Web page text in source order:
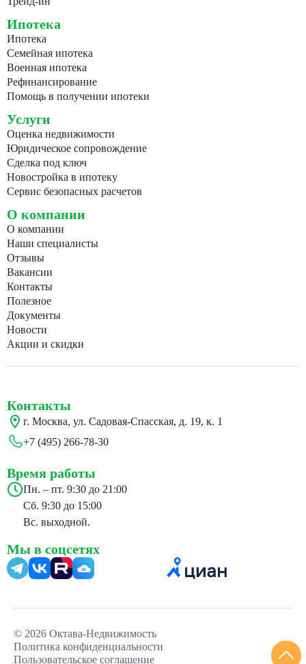
Ипотека
Ипотека
Семейная ипотека
Военная ипотека
Рефинансирование
Помощь в получении ипотеки
Услуги
Оценка недвижимости
Юридическое сопровождение
Сделка под ключ
Новостройка в ипотеку
Сервис безопасных расчетов
О компании
О компании
Наши специалисты
Отзывы
Вакансии
Контакты
Полезное
Документы
Новости
Акции и скидки
Контакты
г. Москва, ул. Садовая-Спасская, д. 19, к. 1
+7 (495) 266-78-30
Время работы
Пн. – пт. 9:30 до 21:00
Сб. 9:30 до 15:00
Вс. выходной.
Мы в соцсетях
24
© 2026 Октава-Недвижимость
Политика конфиденциальности
Пользовательское соглашение